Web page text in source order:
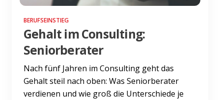
BERUFSEINSTIEG
Gehalt im Consulting:
Seniorberater
Nach fünf Jahren im Consulting geht das
Gehalt steil nach oben: Was Seniorberater
verdienen und wie groß die Unterschiede je